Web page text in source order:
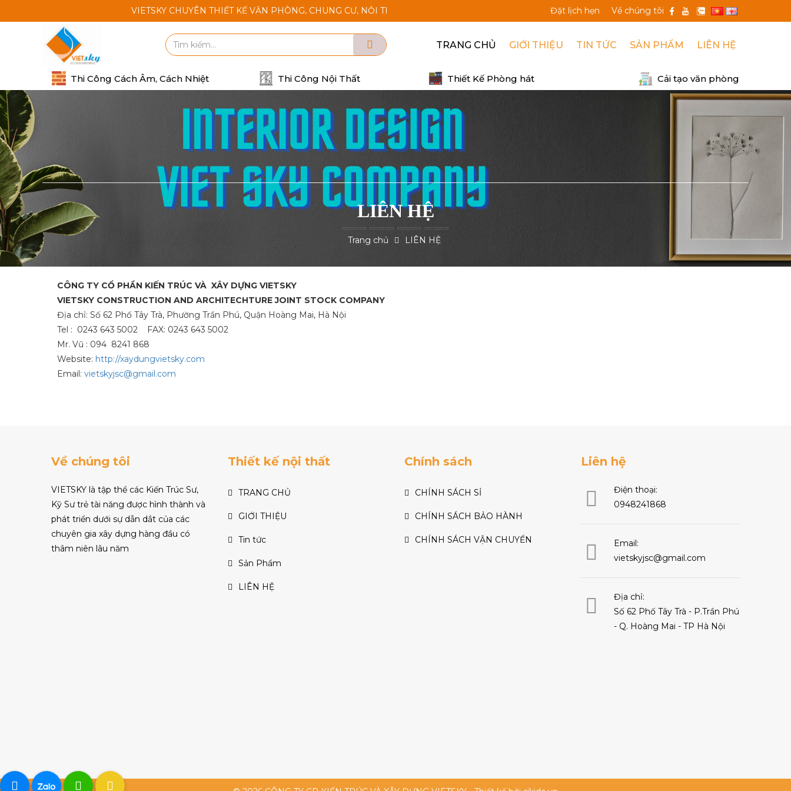
VIETSKY CHUYÊN THIẾT KẾ VĂN PHÒNG, CHUNG CƯ, NỘI THẤT KARAOKE, THI CÔNG CÁCH ÂM CÁCH NHIỆT....
Đặt lịch hẹn Về chúng tôi
TRANG CHỦ GIỚI THIỆU TIN TỨC SẢN PHẨM LIÊN HỆ
Thi Công Cách Âm, Cách Nhiệt Thi Công Nội Thất Thiết Kế Phòng hát Cải tạo văn phòng
LIÊN HỆ
Trang chủ LIÊN HỆ
CÔNG TY CỔ PHẦN KIẾN TRÚC VÀ XÂY DỰNG VIETSKY
VIETSKY CONSTRUCTION AND ARCHITECHTURE JOINT STOCK COMPANY
Địa chỉ: Số 62 Phố Tây Trà, Phường Trần Phú, Quận Hoàng Mai, Hà Nội
Tel : 0243 643 5002 FAX: 0243 643 5002
Mr. Vũ : 094 8241 868
Website: http://xaydungvietsky.com
Email: vietskyjsc@gmail.com
Về chúng tôi
VIETSKY là tập thể các Kiến Trúc Sư,
Kỹ Sư trẻ tài năng được hình thành và
phát triển dưới sự dẫn dắt của các
chuyên gia xây dựng hàng đầu có
thâm niên lâu năm
Thiết kế nội thất
TRANG CHỦ
GIỚI THIỆU
Tin tức
Sản Phẩm
LIÊN HỆ
Chính sách
CHÍNH SÁCH SỈ
CHÍNH SÁCH BẢO HÀNH
CHÍNH SÁCH VẬN CHUYỂN
Liên hệ
Điện thoại:
0948241868
Email:
vietskyjsc@gmail.com
Địa chỉ:
Số 62 Phố Tây Trà - P.Trần Phú
- Q. Hoàng Mai - TP Hà Nội